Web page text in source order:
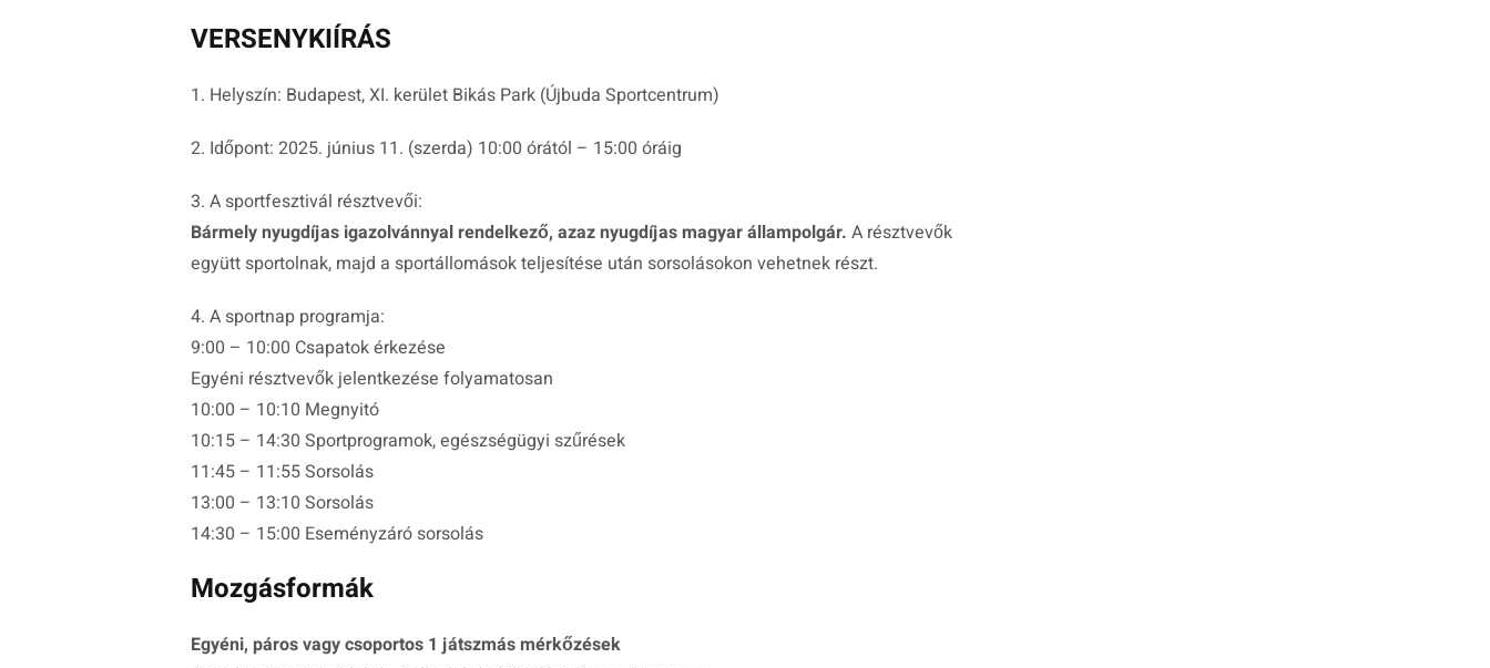
VERSENYKIÍRÁS
1. Helyszín: Budapest, XI. kerület Bikás Park (Újbuda Sportcentrum)
2. Időpont: 2025. június 11. (szerda) 10:00 órától – 15:00 óráig
3. A sportfesztivál résztvevői:
Bármely nyugdíjas igazolvánnyal rendelkező, azaz nyugdíjas magyar állampolgár. A résztvevők
együtt sportolnak, majd a sportállomások teljesítése után sorsolásokon vehetnek részt.
4. A sportnap programja:
9:00 – 10:00 Csapatok érkezése
Egyéni résztvevők jelentkezése folyamatosan
10:00 – 10:10 Megnyitó
10:15 – 14:30 Sportprogramok, egészségügyi szűrések
11:45 – 11:55 Sorsolás
13:00 – 13:10 Sorsolás
14:30 – 15:00 Eseményzáró sorsolás
Mozgásformák
Egyéni, páros vagy csoportos 1 játszmás mérkőzések